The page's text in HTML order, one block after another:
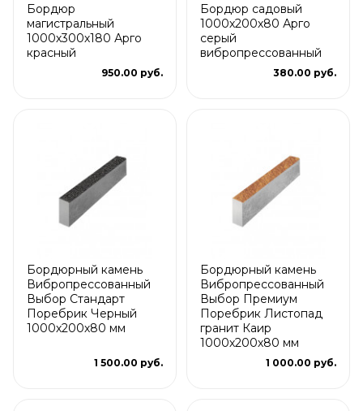
Бордюр
магистральный
1000х300х180 Арго
красный
950.00 руб.
Бордюр садовый
1000х200х80 Арго
серый
вибропрессованный
380.00 руб.
Бордюрный камень
Вибропрессованный
Выбор Стандарт
Поребрик Черный
1000х200х80 мм
1 500.00 руб.
Бордюрный камень
Вибропрессованный
Выбор Премиум
Поребрик Листопад
гранит Каир
1000х200х80 мм
1 000.00 руб.